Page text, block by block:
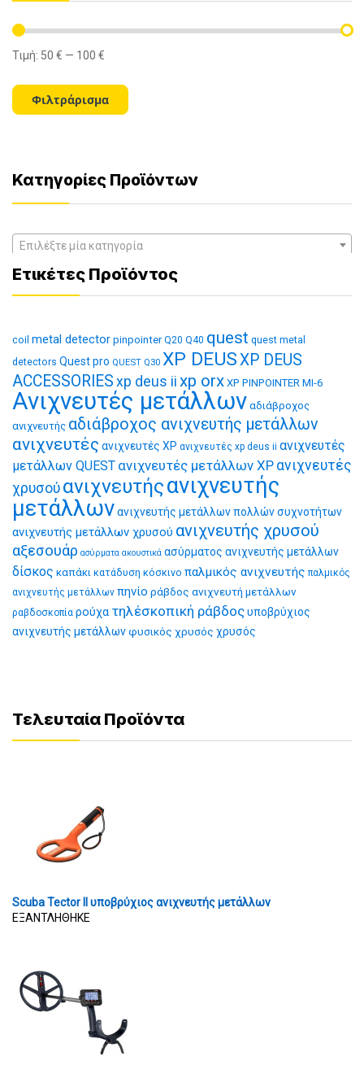
Ελάχιστη
Μέγιστη
Φιλτράρισμα
Τιμή: 50 € — 100 €
Κατηγορίες Προϊόντων
Επιλέξτε μία κατηγορία
Ετικέτες Προϊόντος
coil metal detector pinpointer Q20 Q40 quest quest metal
detectors Quest pro QUEST Q30 XP DEUSXP DEUS
ACCESSORIES xp deus ii xp orx XP PINPOINTER MI-6
Ανιχνευτές μετάλλων αδιάβροχος
ανιχνευτής αδιάβροχος ανιχνευτής μετάλλων
ανιχνευτές ανιχνευτές XP ανιχνευτές xp deus ii ανιχνευτές
μετάλλων QUEST ανιχνευτές μετάλλων XP ανιχνευτές
χρυσού ανιχνευτήςανιχνευτής
μετάλλωνανιχνευτής μετάλλων πολλών συχνοτήτων
ανιχνευτής μετάλλων χρυσού ανιχνευτής χρυσού
αξεσουάρ ασύρματα ακουστικά ασύρματος ανιχνευτής μετάλλων
δίσκος καπάκι κατάδυση κόσκινο παλμικός ανιχνευτής παλμικός
ανιχνευτής μετάλλων πηνίο ράβδος ανιχνευτή μετάλλων
ραβδοσκοπία ρούχα τηλέσκοπική ράβδοςυποβρύχιος
ανιχνευτής μετάλλωνφυσικός χρυσός χρυσός
Τελευταία Προϊόντα
Scuba Tector II υποβρύχιος ανιχνευτής μετάλλων
ΕΞΑΝΤΛΗΘΗΚΕ